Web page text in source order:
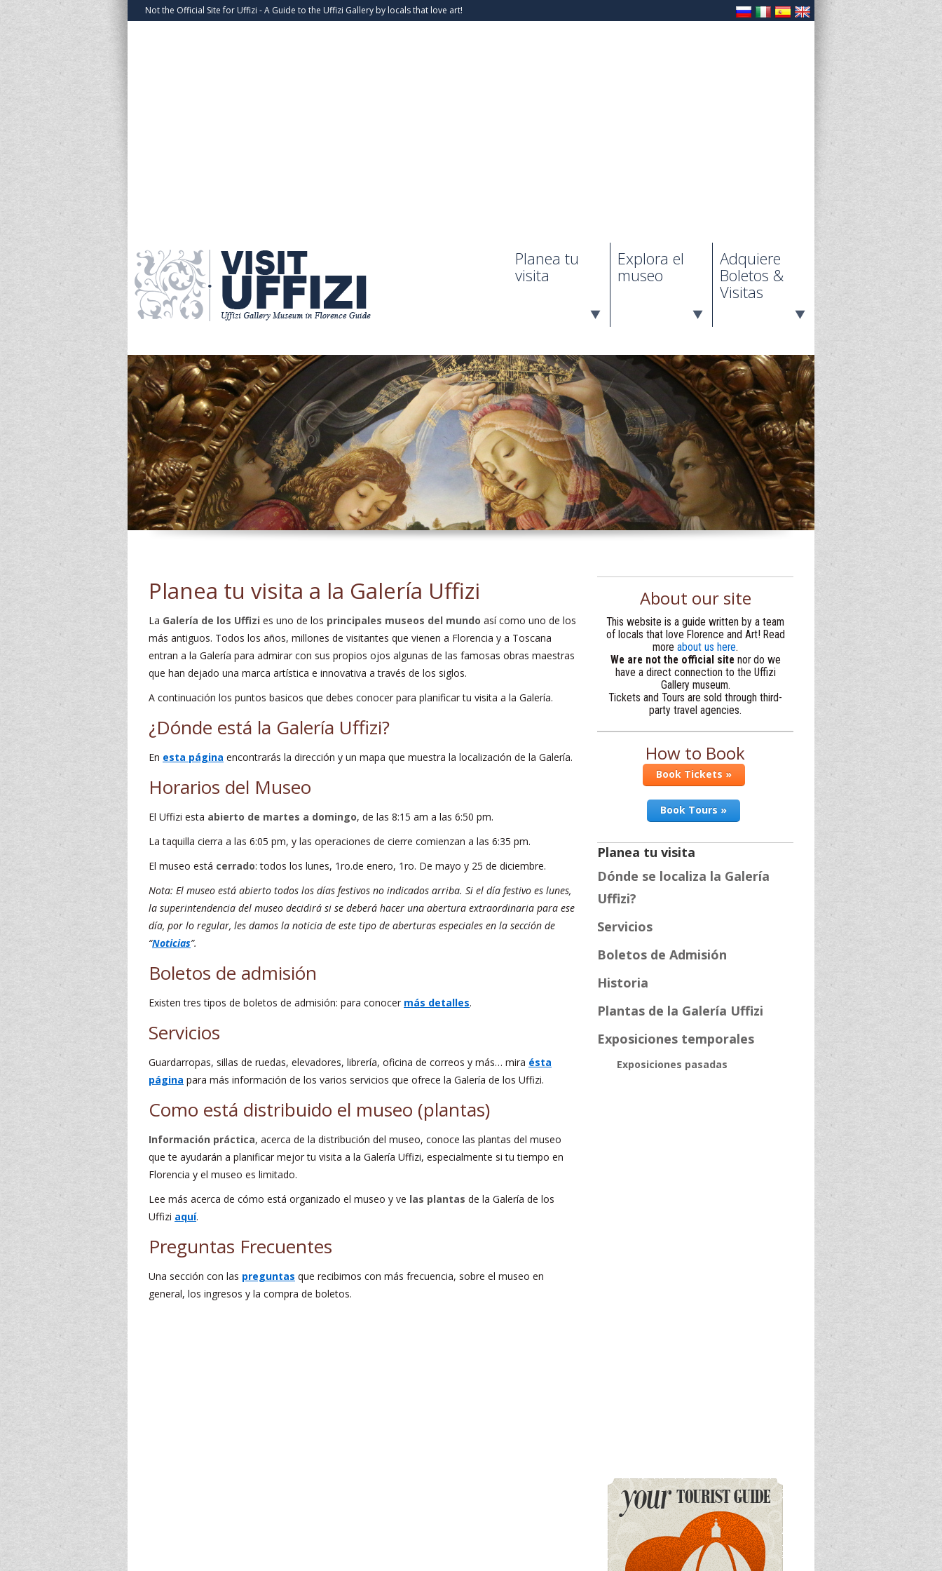
Not the Official Site for Uffizi - A Guide to the Uffizi Gallery by locals that love art!
Planea tu
visita
Explora el
museo
Adquiere
Boletos &
Visitas
Planea tu visita a la Galería Uffizi
La Galería de los Uffizi es uno de los principales museos del mundo así como uno de los
más antiguos. Todos los años, millones de visitantes que vienen a Florencia y a Toscana
entran a la Galería para admirar con sus propios ojos algunas de las famosas obras maestras
que han dejado una marca artística e innovativa a través de los siglos.
A continuación los puntos basicos que debes conocer para planificar tu visita a la Galería.
¿Dónde está la Galería Uffizi?
En esta página encontrarás la dirección y un mapa que muestra la localización de la Galería.
Horarios del Museo
El Uffizi esta abierto de martes a domingo, de las 8:15 am a las 6:50 pm.
La taquilla cierra a las 6:05 pm, y las operaciones de cierre comienzan a las 6:35 pm.
El museo está cerrado: todos los lunes, 1ro.de enero, 1ro. De mayo y 25 de diciembre.
Nota: El museo está abierto todos los días festivos no indicados arriba. Si el día festivo es lunes,
la superintendencia del museo decidirá si se deberá hacer una abertura extraordinaria para ese
día, por lo regular, les damos la noticia de este tipo de aberturas especiales en la sección de
“Noticias”.
Boletos de admisión
Existen tres tipos de boletos de admisión: para conocer más detalles.
Servicios
Guardarropas, sillas de ruedas, elevadores, librería, oficina de correos y más… mira ésta
página para más información de los varios servicios que ofrece la Galería de los Uffizi.
Como está distribuido el museo (plantas)
Información práctica, acerca de la distribución del museo, conoce las plantas del museo
que te ayudarán a planificar mejor tu visita a la Galería Uffizi, especialmente si tu tiempo en
Florencia y el museo es limitado.
Lee más acerca de cómo está organizado el museo y ve las plantas de la Galería de los
Uffizi aquí.
Preguntas Frecuentes
Una sección con las preguntas que recibimos con más frecuencia, sobre el museo en
general, los ingresos y la compra de boletos.
About our site
This website is a guide written by a team
of locals that love Florence and Art! Read
more about us here.
We are not the official sitenor do we
have a direct connection to the Uffizi
Gallery museum.
Tickets and Tours are sold through third-
party travel agencies.
How to Book
Book Tickets »
Book Tours »
Planea tu visita
Dónde se localiza la Galería
Uffizi?
Servicios
Boletos de Admisión
Historia
Plantas de la Galería Uffizi
Exposiciones temporales
Exposiciones pasadas